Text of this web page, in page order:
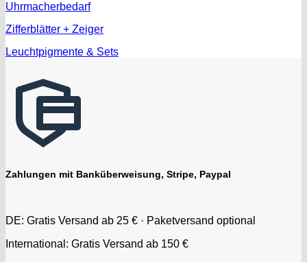
Uhrmacherbedarf
Zifferblätter + Zeiger
Leuchtpigmente & Sets
Zahlungen mit Banküberweisung, Stripe, Paypal
DE: Gratis Versand ab 25 € · Paketversand optional
International: Gratis Versand ab 150 €